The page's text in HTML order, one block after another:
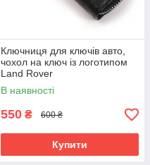
Ключниця для ключів авто,
чохол на ключ із логотипом
Land Rover
В наявності
550 ₴ 600 ₴
Купити